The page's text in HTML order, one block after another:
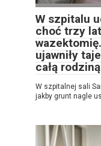
W szpitalu
choć trzy
ujawniły
całą rodziną
W szpitalnej sali
jakby grunt nagle